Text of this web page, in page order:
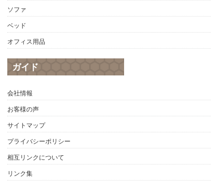
ソファ
ベッド
オフィス用品
ガイド
会社情報
お客様の声
サイトマップ
プライバシーポリシー
相互リンクについて
リンク集